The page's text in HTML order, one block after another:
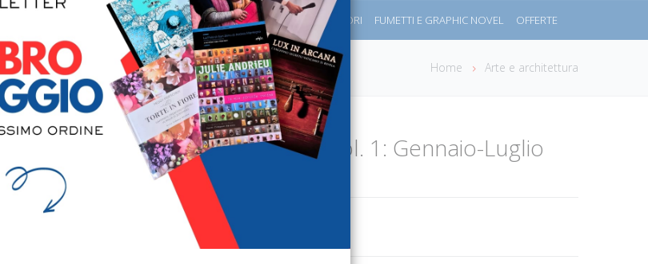
LIBRI PER BAMBINI E RAGAZZI MANUALI - GUIDE - CORSI SPORT E MOTORI FUMETTI E GRAPHIC NOVEL OFFERTE
Home Arte e architettura
Steve Canyon. Vol. 1: Gennaio-Luglio
1947
€ 8,90